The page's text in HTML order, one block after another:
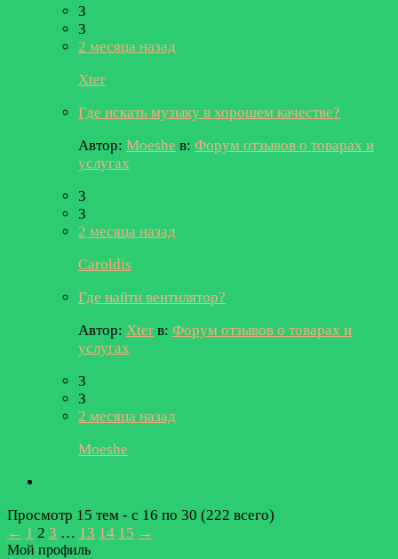
3
3
2 месяца назад
Xter
Где искать музыку в хорошем качестве?
Автор: Moeshe в: Форум отзывов о товарах и
услугах
3
3
2 месяца назад
Caroldis
Где найти вентилятор?
Автор: Xter в: Форум отзывов о товарах и
услугах
3
3
2 месяца назад
Moeshe
Просмотр 15 тем - с 16 по 30 (222 всего)
← 1 2 3 … 13 14 15 →
Мой профиль